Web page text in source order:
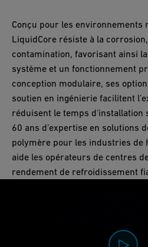
Conçu pour les environnements
LiquidCore résiste à la
contamination, favorisant ainsi
système et un fonctionnement
conception modulaire, ses
soutien en ingénierie facilitent
réduisent le temps d’installation
60 ans d’expertise en solutions
polymère pour les industries de
aide les opérateurs de centres
rendement de refroidissement